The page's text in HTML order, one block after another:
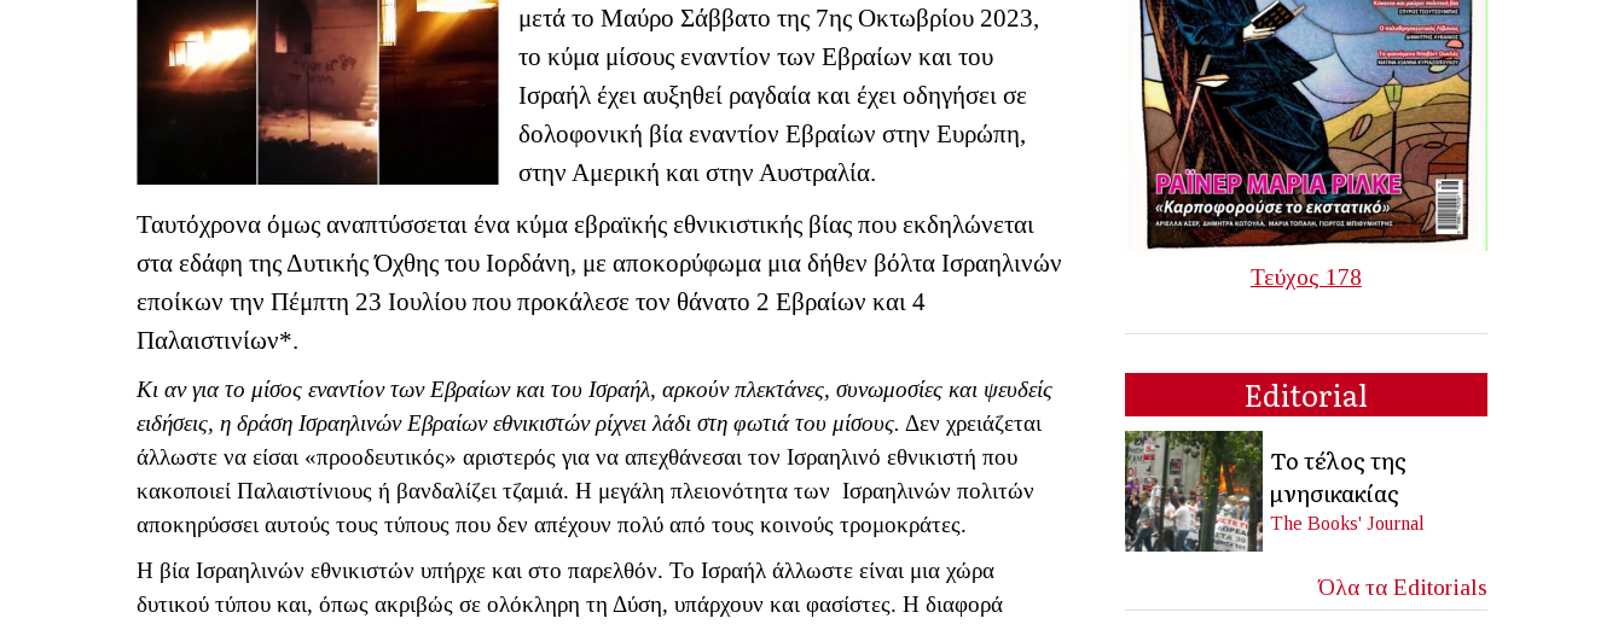
μετά το Μαύρο Σάββατο της 7ης Οκτωβρίου 2023,
το κύμα μίσους εναντίον των Εβραίων και του
Ισραήλ έχει αυξηθεί ραγδαία και έχει οδηγήσει σε
δολοφονική βία εναντίον Εβραίων στην Ευρώπη,
στην Αμερική και στην Αυστραλία.
Ταυτόχρονα όμως αναπτύσσεται ένα κύμα εβραϊκής εθνικιστικής βίας που εκδηλώνεται
στα εδάφη της Δυτικής Όχθης του Ιορδάνη, με αποκορύφωμα μια δήθεν βόλτα Ισραηλινών
εποίκων την Πέμπτη 23 Ιουλίου που προκάλεσε τον θάνατο 2 Εβραίων και 4
Παλαιστινίων*.
Κι αν για το μίσος εναντίον των Εβραίων και του Ισραήλ, αρκούν πλεκτάνες, συνωμοσίες και ψευδείς
ειδήσεις, η δράση Ισραηλινών Εβραίων εθνικιστών ρίχνει λάδι στη φωτιά του μίσους. Δεν χρειάζεται
άλλωστε να είσαι «προοδευτικός» αριστερός για να απεχθάνεσαι τον Ισραηλινό εθνικιστή που
κακοποιεί Παλαιστίνιους ή βανδαλίζει τζαμιά. Η μεγάλη πλειονότητα των Ισραηλινών πολιτών
αποκηρύσσει αυτούς τους τύπους που δεν απέχουν πολύ από τους κοινούς τρομοκράτες.
Η βία Ισραηλινών εθνικιστών υπήρχε και στο παρελθόν. Το Ισραήλ άλλωστε είναι μια χώρα
δυτικού τύπου και, όπως ακριβώς σε ολόκληρη τη Δύση, υπάρχουν και φασίστες. Η διαφορά
Τεύχος 178
Editorial
Το τέλος της
μνησικακίας
The Books' Journal
Όλα τα Editorials